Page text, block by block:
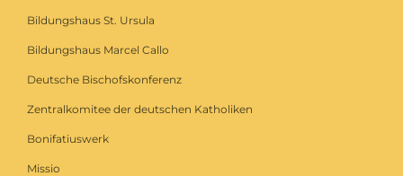
Bildungshaus St. Ursula
Bildungshaus Marcel Callo
Deutsche Bischofskonferenz
Zentralkomitee der deutschen Katholiken
Bonifatiuswerk
Missio